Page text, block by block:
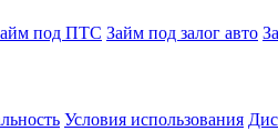
под ПТС Займ под залог авто
Условия использования